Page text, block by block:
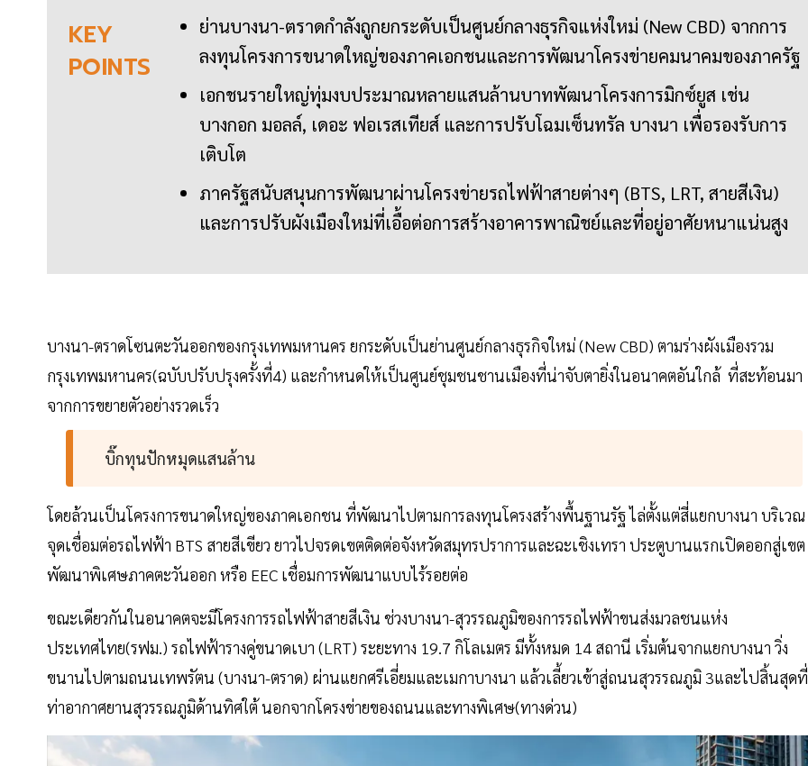
KEY
POINTS
ย่านบางนา-ตราดกำลังถูกยกระดับเป็นศูนย์กลางธุรกิจแห่งใหม่ (New CBD) จากการ
ลงทุนโครงการขนาดใหญ่ของภาคเอกชนและการพัฒนาโครงข่ายคมนาคมของภาครัฐ
เอกชนรายใหญ่ทุ่มงบประมาณหลายแสนล้านบาทพัฒนาโครงการมิกซ์ยูส เช่น
บางกอก มอลล์, เดอะ ฟอเรสเทียส์ และการปรับโฉมเซ็นทรัล บางนา เพื่อรองรับการ
เติบโต
ภาครัฐสนับสนุนการพัฒนาผ่านโครงข่ายรถไฟฟ้าสายต่างๆ (BTS, LRT, สายสีเงิน)
และการปรับผังเมืองใหม่ที่เอื้อต่อการสร้างอาคารพาณิชย์และที่อยู่อาศัยหนาแน่นสูง
บางนา-ตราดโซนตะวันออกของกรุงเทพมหานคร ยกระดับเป็นย่านศูนย์กลางธุรกิจใหม่ (New CBD) ตามร่างผังเมืองรวม
กรุงเทพมหานคร(ฉบับปรับปรุงครั้งที่4) และกำหนดให้เป็นศูนย์ชุมชนชานเมืองที่น่าจับตายิ่งในอนาคตอันใกล้ ที่สะท้อนมา
จากการขยายตัวอย่างรวดเร็ว
บิ๊กทุนปักหมุดแสนล้าน
โดยล้วนเป็นโครงการขนาดใหญ่ของภาคเอกชน ที่พัฒนาไปตามการลงทุนโครงสร้างพื้นฐานรัฐ ไล่ตั้งแต่สี่แยกบางนา บริเวณ
จุดเชื่อมต่อรถไฟฟ้า BTS สายสีเขียว ยาวไปจรดเขตติดต่อจังหวัดสมุทรปราการและฉะเชิงเทรา ประตูบานแรกเปิดออกสู่เขต
พัฒนาพิเศษภาคตะวันออก หรือ EEC เชื่อมการพัฒนาแบบไร้รอยต่อ
ขณะเดียวกันในอนาคตจะมีโครงการรถไฟฟ้าสายสีเงิน ช่วงบางนา-สุวรรณภูมิของการรถไฟฟ้าขนส่งมวลชนแห่ง
ประเทศไทย(รฟม.) รถไฟฟ้ารางคู่ขนาดเบา (LRT) ระยะทาง 19.7 กิโลเมตร มีทั้งหมด 14 สถานี เริ่มต้นจากแยกบางนา วิ่ง
ขนานไปตามถนนเทพรัตน (บางนา-ตราด) ผ่านแยกศรีเอี่ยมและเมกาบางนา แล้วเลี้ยวเข้าสู่ถนนสุวรรณภูมิ 3และไปสิ้นสุดที่
ท่าอากาศยานสุวรรณภูมิด้านทิศใต้ นอกจากโครงข่ายของถนนและทางพิเศษ(ทางด่วน)